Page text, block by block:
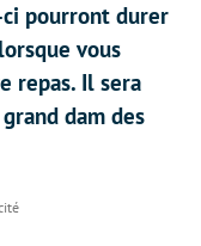
pourront durer
vous
repas. Il sera
dam des